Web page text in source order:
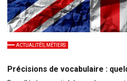
ACTUALITÉS, MÉTIERS
Précisions de vocabulaire :